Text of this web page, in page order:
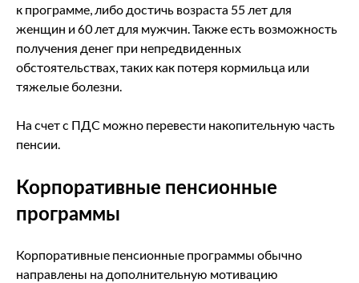
к программе, либо достичь возраста 55 лет для
женщин и 60 лет для мужчин. Также есть возможность
получения денег при непредвиденных
обстоятельствах, таких как потеря кормильца или
тяжелые болезни.
На счет с ПДС можно перевести накопительную часть
пенсии.
Корпоративные пенсионные
программы
Корпоративные пенсионные программы обычно
направлены на дополнительную мотивацию